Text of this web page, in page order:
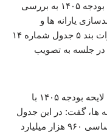
اسلامی در جریان رسیدگی به جداول لایحه بودجه ۱۴۰۵ به بررسی
یارانه ها و
همچنین جدول ۱-۱۴ با موضوع توزیع اعتبارات بند ۵ جدول شماره ۱۴
در جلسه به تصویب
مجتبی یوسفی در تشریح جدول شماره ۱۴ لایحه بودجه ۱۴۰۵ با
ها، گفت: در این جدول
به جهت حمایت از مردم و تأمین کالاهای اساسی ۹۶۰ هزار میلیارد